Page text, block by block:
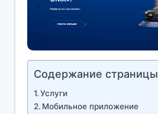
Содержание страницы
Услуги
Мобильное приложение